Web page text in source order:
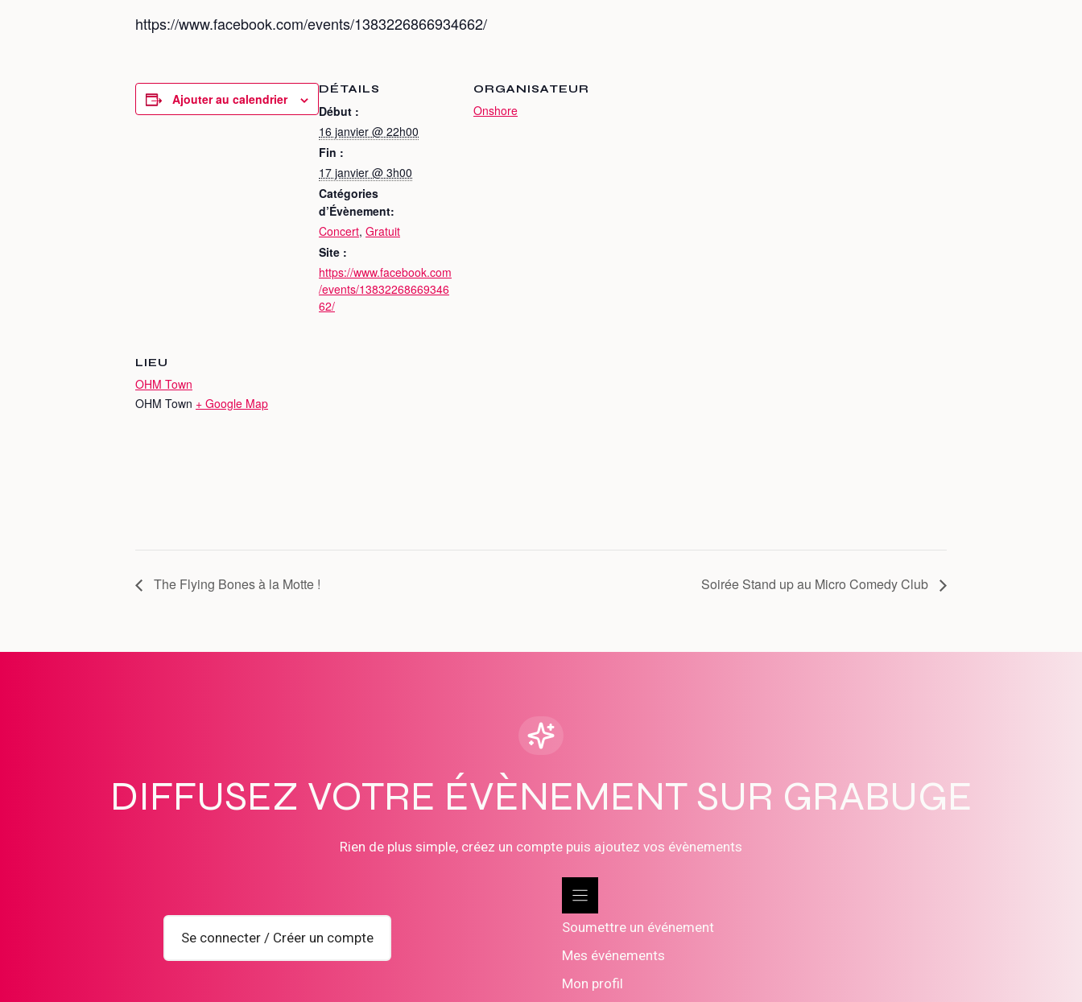
https://www.facebook.com/events/1383226866934662/
Ajouter au calendrier
DÉTAILS
Début :
16 janvier @ 22h00
Fin :
17 janvier @ 3h00
Catégories
d’Évènement:
Concert, Gratuit
Site :
https://www.facebook.com
/events/13832268669346
62/
ORGANISATEUR
Onshore
LIEU
OHM Town
OHM Town + Google Map
The Flying Bones à la Motte ! Soirée Stand up au Micro Comedy Club
DIFFUSEZ VOTRE ÉVÈNEMENT SUR GRABUGE
Rien de plus simple, créez un compte puis ajoutez vos évènements
Se connecter / Créer un compte
Soumettre un événement
Mes événements
Mon profil